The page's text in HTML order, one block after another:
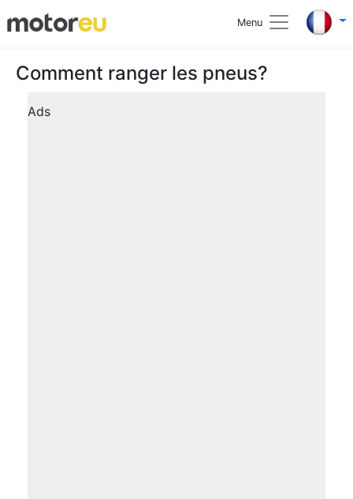
Menu
Comment ranger les pneus?
Ads